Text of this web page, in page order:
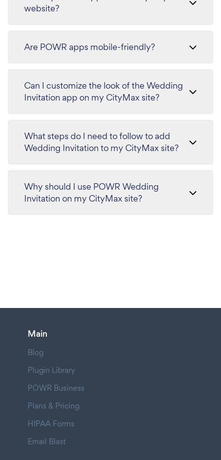
website?
Are POWR apps mobile-friendly?
Can I customize the look of the Wedding
Invitation app on my CityMax site?
What steps do I need to follow to add
Wedding Invitation to my CityMax site?
Why should I use POWR Wedding
Invitation on my CityMax site?
Main
Blog
Plugin Library
POWR Business
Plans & Pricing
HIPAA Forms
Email Blast